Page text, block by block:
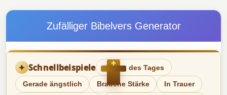
Zufälliger Bibelvers Generator
✦ Schnellbeispiele ☀ Vers des Tages
Gerade ängstlich Brauche Stärke In Trauer
✝